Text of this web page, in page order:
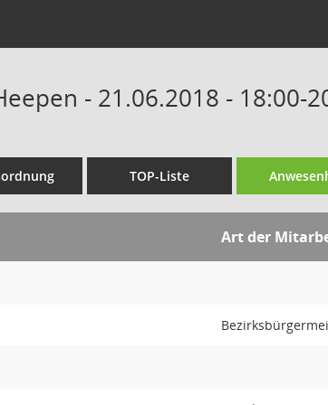
- 21.06.2018 - 18:00-
TOP-Liste
Art der